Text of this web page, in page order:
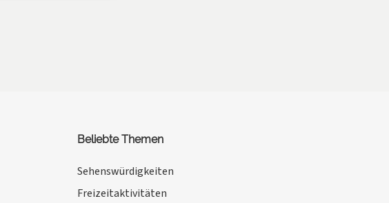
Beliebte Themen
Sehenswürdigkeiten
Freizeitaktivitäten